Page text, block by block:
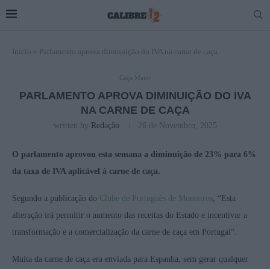
Início » Parlamento aprova diminuição do IVA na carne de caça
Caça Maior
PARLAMENTO APROVA DIMINUIÇÃO DO IVA
NA CARNE DE CAÇA
written by Redação 26 de Novembro, 2025
O parlamento aprovou esta semana a diminuição de 23% para 6%
da taxa de IVA aplicável à carne de caça.
Segundo a publicação do Clube de Português de Monteiros, “Esta
alteração irá permitir o aumento das receitas do Estado e incentivar a
transformação e a comercialização da carne de caça em Portugal“.
Muita da carne de caça era enviada para Espanha, sem gerar qualquer